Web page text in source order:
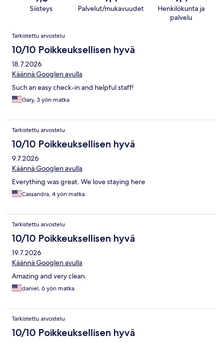
Siisteys Palvelut/mukavuudet
Henkilökunta ja
palvelu
Arvostelut
Tarkistettu arvostelu
10/10 Poikkeuksellisen hyvä
18.7.2026
Käännä Googlen avulla
Such an easy check-in and helpful staff!
Gary, 3 yön matka
Tarkistettu arvostelu
10/10 Poikkeuksellisen hyvä
9.7.2026
Käännä Googlen avulla
Everything was great. We love staying here
Cassandra, 4 yön matka
Tarkistettu arvostelu
10/10 Poikkeuksellisen hyvä
19.7.2026
Käännä Googlen avulla
Amazing and very clean.
daniel, 6 yön matka
Tarkistettu arvostelu
10/10 Poikkeuksellisen hyvä